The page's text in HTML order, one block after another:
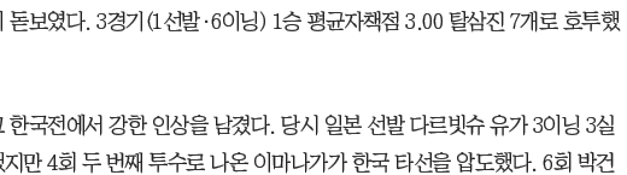
돋보였다. 3경기(1선발·6이닝) 1승 평균자책점 3.00 탈삼진 7개로 호투했
한국전에서 강한 인상을 남겼다. 당시 일본 선발 다르빗슈 유가 3이닝 3실
만 4회 두 번째 투수로 나온 이마나가가 한국 타선을 압도했다. 6회 박건